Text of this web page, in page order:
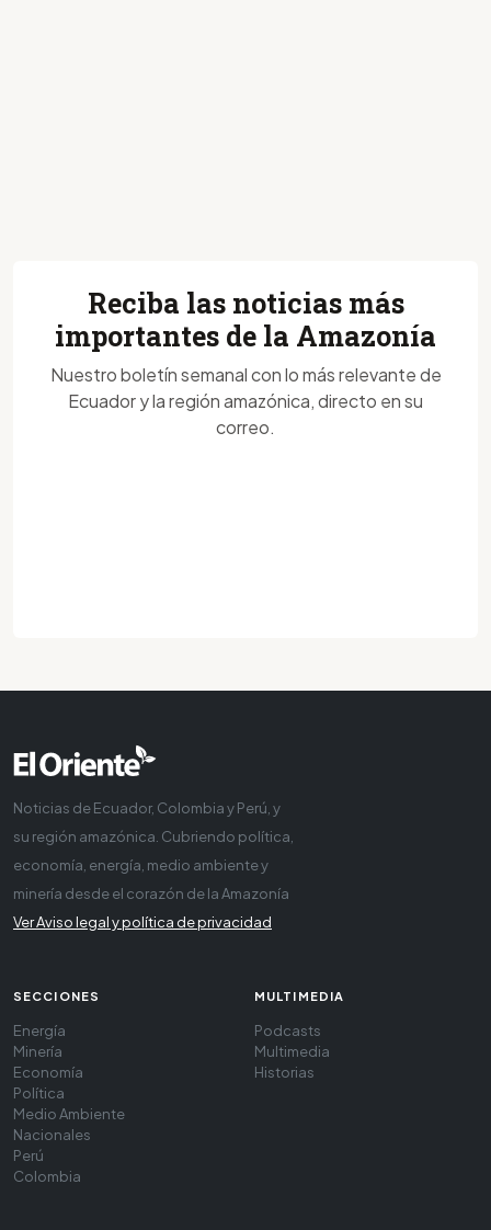
Reciba las noticias más
importantes de la Amazonía
Nuestro boletín semanal con lo más relevante de
Ecuador y la región amazónica, directo en su
correo.
Noticias de Ecuador, Colombia y Perú, y
su región amazónica. Cubriendo política,
economía, energía, medio ambiente y
minería desde el corazón de la Amazonía
Ver Aviso legal y política de privacidad
SECCIONES
Energía
Minería
Economía
Política
Medio Ambiente
Nacionales
Perú
Colombia
MULTIMEDIA
Podcasts
Multimedia
Historias